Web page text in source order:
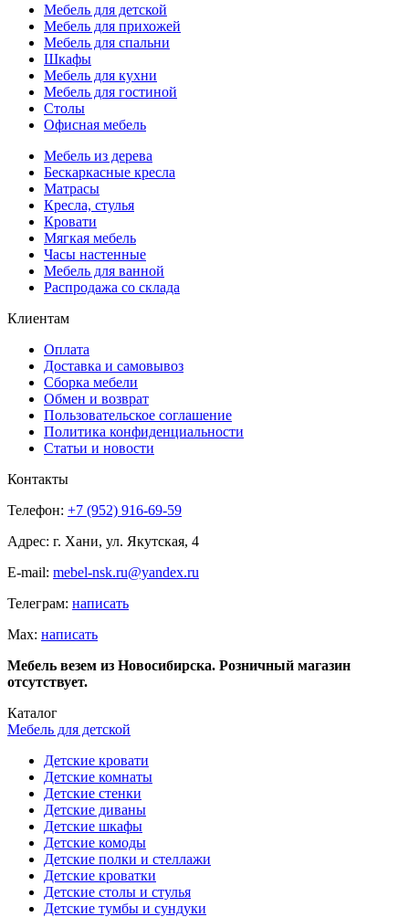
Мебель для детской
Мебель для прихожей
Мебель для спальни
Шкафы
Мебель для кухни
Мебель для гостиной
Столы
Офисная мебель
Мебель из дерева
Бескаркасные кресла
Матрасы
Кресла, стулья
Кровати
Мягкая мебель
Часы настенные
Мебель для ванной
Распродажа со склада
Клиентам
Оплата
Доставка и самовывоз
Сборка мебели
Обмен и возврат
Пользовательское соглашение
Политика конфиденциальности
Статьи и новости
Контакты
Телефон: +7 (952) 916-69-59
Адрес: г. Хани, ул. Якутская, 4
E-mail: mebel-nsk.ru@yandex.ru
Телеграм: написать
Мах: написать
Мебель везем из Новосибирска. Розничный магазин
отсутствует.
Каталог
Мебель для детской
Детские кровати
Детские комнаты
Детские стенки
Детские диваны
Детские шкафы
Детские комоды
Детские полки и стеллажи
Детские кроватки
Детские столы и стулья
Детские тумбы и сундуки